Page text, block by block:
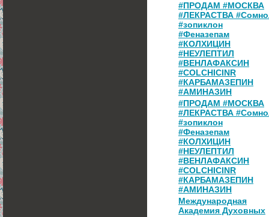
#ПРОДАМ #МОСКВА
#ЛЕКРАСТВА
#зопиклон
#Феназепам
#КОЛХИЦИН
#НЕУЛЕПТИЛ
#ВЕНЛАФАКСИН
#COLCHICINR
#КАРБАМАЗЕПИН
#АМИНАЗИН
#ПРОДАМ #МОСКВА
#ЛЕКРАСТВА
#зопиклон
#Феназепам
#КОЛХИЦИН
#НЕУЛЕПТИЛ
#ВЕНЛАФАКСИН
#COLCHICINR
#КАРБАМАЗЕПИН
#АМИНАЗИН
Международная
Академия Духовных